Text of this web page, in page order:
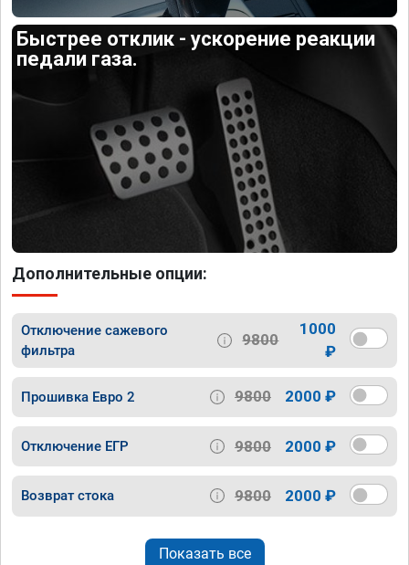
Быстрее отклик - ускорение реакции
педали газа.
Дополнительные опции:
Отключение сажевого
фильтра
9800
1000
₽
Прошивка Евро 2 9800 2000 ₽
Отключение ЕГР 9800 2000 ₽
Возврат стока 9800 2000 ₽
Показать все